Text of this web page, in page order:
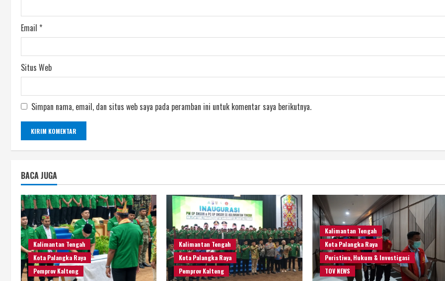
Email *
Situs Web
Simpan nama, email, dan situs web saya pada peramban ini untuk komentar saya berikutnya.
BACA JUGA
Kalimantan Tengah
Kota Palangka Raya
Pemprov Kalteng
Kalimantan Tengah
Kota Palangka Raya
Pemprov Kalteng
Kalimantan Tengah
Kota Palangka Raya
Peristiwa, Hukum & Investigasi
TOV NEWS